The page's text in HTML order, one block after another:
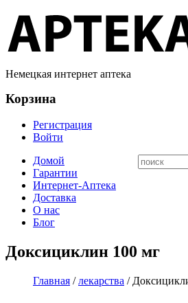
Немецкая интернет аптека
Корзина
Регистрация
Войти
Домой
Гарантии
Интернет-Аптека
Доставка
О нас
Блог
Доксициклин 100 мг
Главная /лекарства /